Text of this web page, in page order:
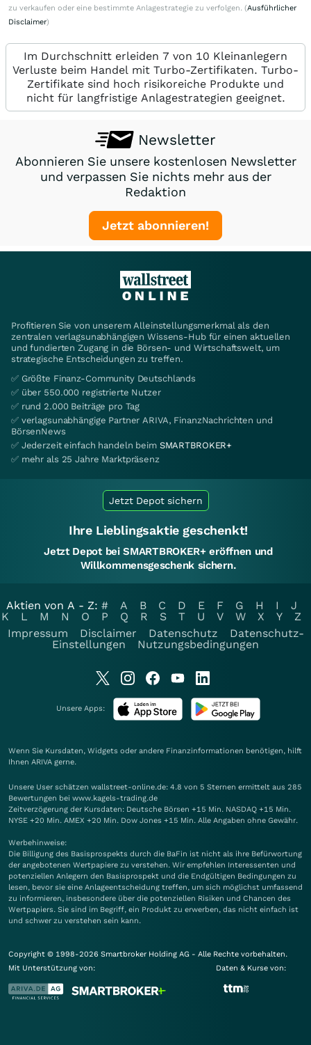
zu verkaufen oder eine bestimmte Anlagestrategie zu verfolgen. (Ausführlicher
Disclaimer)
Im Durchschnitt erleiden 7 von 10 Kleinanlegern
Verluste beim Handel mit Turbo-Zertifikaten. Turbo-
Zertifikate sind hoch risikoreiche Produkte und
nicht für langfristige Anlagestrategien geeignet.
Newsletter
Abonnieren Sie unsere kostenlosen Newsletter
und verpassen Sie nichts mehr aus der
Redaktion
Jetzt abonnieren!
Profitieren Sie von unserem Alleinstellungsmerkmal als den
zentralen verlagsunabhängigen Wissens-Hub für einen aktuellen
und fundierten Zugang in die Börsen- und Wirtschaftswelt, um
strategische Entscheidungen zu treffen.
✅ Größte Finanz-Community Deutschlands
✅ über 550.000 registrierte Nutzer
✅ rund 2.000 Beiträge pro Tag
✅ verlagsunabhängige Partner ARIVA, FinanzNachrichten und
BörsenNews
✅ Jederzeit einfach handeln beim SMARTBROKER+
✅ mehr als 25 Jahre Marktpräsenz
Jetzt Depot sichern
Ihre Lieblingsaktie geschenkt!
Jetzt Depot bei SMARTBROKER+ eröffnen und
Willkommensgeschenk sichern.
Aktien von A - Z: # A B C D E F G H I
J
K
L M N O P Q R S T U V W X Y
Z
Impressum
Disclaimer Datenschutz
Datenschutz-
Einstellungen
Nutzungsbedingungen
Unsere Apps:
Wenn Sie Kursdaten, Widgets oder andere Finanzinformationen benötigen, hilft
Ihnen ARIVA gerne.
Unsere User schätzen wallstreet-online.de: 4.8 von 5 Sternen ermittelt aus 285
Bewertungen bei www.kagels-trading.de
Zeitverzögerung der Kursdaten: Deutsche Börsen +15 Min. NASDAQ +15 Min.
NYSE +20 Min. AMEX +20 Min. Dow Jones +15 Min. Alle Angaben ohne Gewähr.
Werbehinweise:
Die Billigung des Basisprospekts durch die BaFin ist nicht als ihre Befürwortung
der angebotenen Wertpapiere zu verstehen. Wir empfehlen Interessenten und
potenziellen Anlegern den Basisprospekt und die Endgültigen Bedingungen zu
lesen, bevor sie eine Anlageentscheidung treffen, um sich möglichst umfassend
zu informieren, insbesondere über die potenziellen Risiken und Chancen des
Wertpapiers. Sie sind im Begriff, ein Produkt zu erwerben, das nicht einfach ist
und schwer zu verstehen sein kann.
Copyright © 1998-2026 Smartbroker Holding AG - Alle Rechte vorbehalten.
Mit Unterstützung von:
Daten & Kurse von: